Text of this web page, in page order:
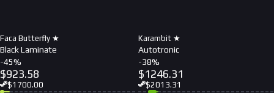
Faca Butterfly ★
Black Laminate
-45%
$923.58
$1700.00
Karambit ★
Autotronic
-38%
$1246.31
$2013.31